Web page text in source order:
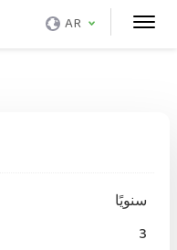
AR
سنويًا
3